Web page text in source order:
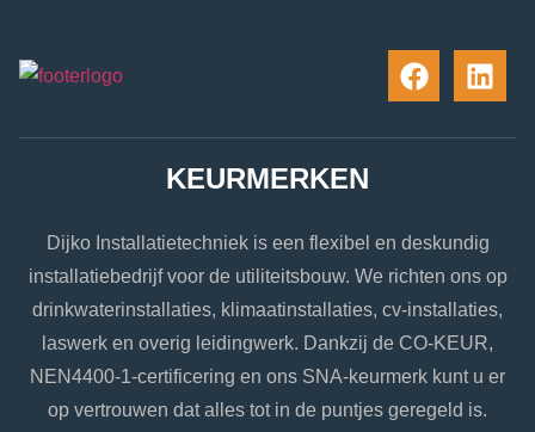
KEURMERKEN
Dijko Installatietechniek is een flexibel en deskundig
installatiebedrijf voor de utiliteitsbouw. We richten ons op
drinkwaterinstallaties, klimaatinstallaties, cv-installaties,
laswerk en overig leidingwerk. Dankzij de CO-KEUR,
NEN4400-1-certificering en ons SNA-keurmerk kunt u er
op vertrouwen dat alles tot in de puntjes geregeld is.